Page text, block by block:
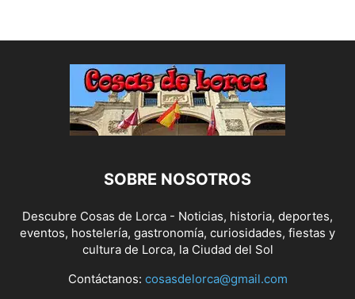
SOBRE NOSOTROS
Descubre Cosas de Lorca - Noticias, historia, deportes,
eventos, hostelería, gastronomía, curiosidades, fiestas y
cultura de Lorca, la Ciudad del Sol
Contáctanos: cosasdelorca@gmail.com